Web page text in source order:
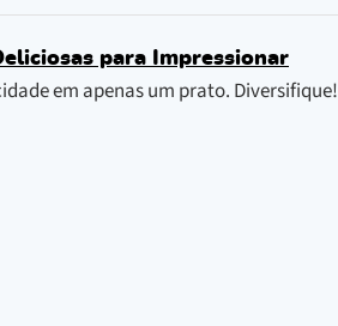
para Impressionar
em apenas um prato. Diversifique!